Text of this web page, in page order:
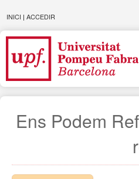
INICI | ACCEDIR
Ens Podem